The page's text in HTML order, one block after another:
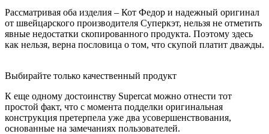
Рассматривая оба изделия – Кот Федор и надежный оригинал
от швейцарского производителя Суперкэт, нельзя не отметить
явные недостатки скопированного продукта. Поэтому здесь
как нельзя, верна пословица о том, что скупой платит дважды.
Выбирайте только качественный продукт
К еще одному достоинству Supercat можно отнести тот
простой факт, что с момента подделки оригинальная
конструкция претерпела уже два усовершенствования,
основанные на замечаниях пользователей.